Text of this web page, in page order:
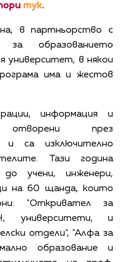
тук.
в партньорство с
образованието
университет, в някои
има и жестов
информация и
през
и са изключително
Тази година
учени, инженери,
на 60 щанда, които
"Откривател за
университети, и
отдели", "Алфа за
образование и